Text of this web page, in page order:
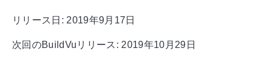
リリース日: 2019年9月17日
次回のBuildVuリリース: 2019年10月29日